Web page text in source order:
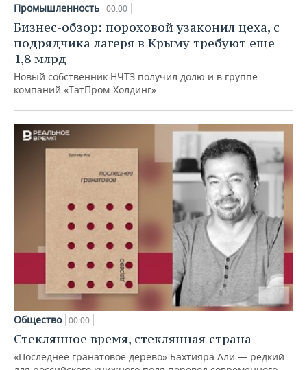
Промышленность 00:00
Бизнес-обзор: пороховой узаконил цеха, с
подрядчика лагеря в Крыму требуют еще
1,8 млрд
Новый собственник НЧТЗ получил долю и в группе
компаний «ТатПром-Холдинг»
Общество 00:00
Стеклянное время, стеклянная страна
«Последнее гранатовое дерево» Бахтияра Али — редкий